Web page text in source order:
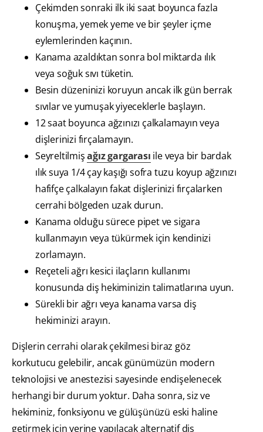
Çekimden sonraki ilk iki saat boyunca fazla
konuşma, yemek yeme ve bir şeyler içme
eylemlerinden kaçının.
Kanama azaldıktan sonra bol miktarda ılık
veya soğuk sıvı tüketin.
Besin düzeninizi koruyun ancak ilk gün berrak
sıvılar ve yumuşak yiyeceklerle başlayın.
12 saat boyunca ağzınızı çalkalamayın veya
dişlerinizi fırçalamayın.
Seyreltilmişağız gargarası ile veya bir bardak
ılık suya 1/4 çay kaşığı sofra tuzu koyup ağzınızı
hafifçe çalkalayın fakat dişlerinizi fırçalarken
cerrahi bölgeden uzak durun.
Kanama olduğu sürece pipet ve sigara
kullanmayın veya tükürmek için kendinizi
zorlamayın.
Reçeteli ağrı kesici ilaçların kullanımı
konusunda diş hekiminizin talimatlarına uyun.
Sürekli bir ağrı veya kanama varsa diş
hekiminizi arayın.
Dişlerin cerrahi olarak çekilmesi biraz göz
korkutucu gelebilir, ancak günümüzün modern
teknolojisi ve anestezisi sayesinde endişelenecek
herhangi bir durum yoktur. Daha sonra, siz ve
hekiminiz, fonksiyonu ve gülüşünüzü eski haline
getirmek için yerine yapılacak alternatif diş